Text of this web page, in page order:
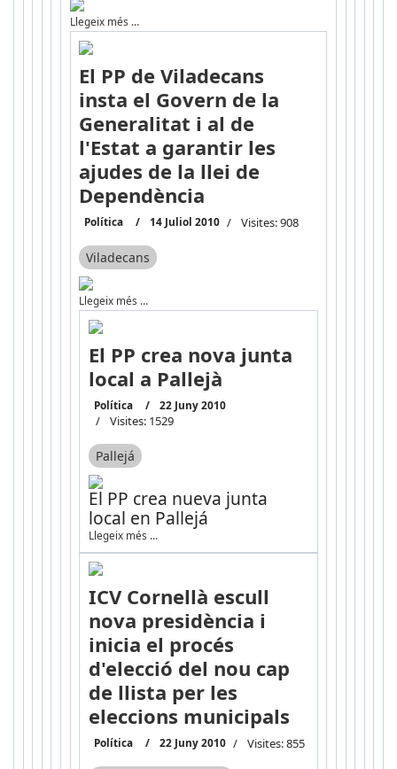
Llegeix més …
El PP de Viladecans
insta el Govern de la
Generalitat i al de
l'Estat a garantir les
ajudes de la llei de
Dependència
Política 14 Juliol 2010 Visites: 908
Viladecans
Llegeix més …
El PP crea nova junta
local a Pallejà
Política 22 Juny 2010
Visites: 1529
Pallejá
El PP crea nueva junta
local en Pallejá
Llegeix més …
ICV Cornellà escull
nova presidència i
inicia el procés
d'elecció del nou cap
de llista per les
eleccions municipals
Política 22 Juny 2010 Visites: 855